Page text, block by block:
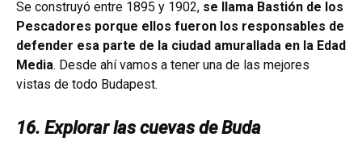
Se construyó entre 1895 y 1902, se llama Bastión de los
Pescadores porque ellos fueron los responsables de
defender esa parte de la ciudad amurallada en la Edad
Media. Desde ahí vamos a tener una de las mejores
vistas de todo Budapest.
16. Explorar las cuevas de Buda